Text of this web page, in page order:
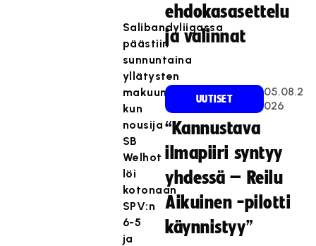
Salibandyliigassa
päästiin
sunnuntaina
yllätysten
makuun,
kun
nousija
SB
Welhot
löi
kotonaan
SPV:n
6-5
ja
ehdokasasettelu
ja valinnat
UUTISET
05.08.2
026
“Kannustava
ilmapiiri syntyy
yhdessä – Reilu
Aikuinen -pilotti
käynnistyy”